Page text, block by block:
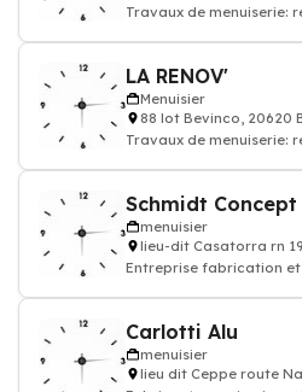
Travaux de menuiserie:
LA RENOV'
Menuisier
88 lot Bevinco, 20620
Travaux de menuiserie:
menuisier
lieu-dit Casatorra rn
Entreprise fabrication
Carlotti Alu
menuisier
lieu dit Ceppe route